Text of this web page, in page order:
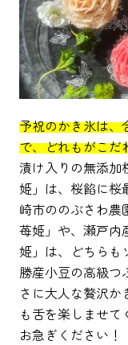
予祝のかき氷は、
で、どれもがこだ
漬け入りの無添加
姫」は、桜餡に桜
崎市ののぶさわ農
苺姫」や、瀬戸内
姫」は、どちらも
勝産小豆の高級つ
さに大人な贅沢か
も舌を楽しませて
お急ぎください！